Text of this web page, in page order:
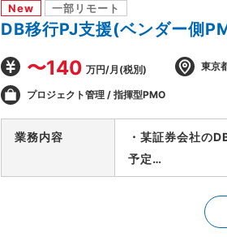
・後続フェーズ
New 一部リモート
DB移行PJ支援(ベンダー側
〜140 万円/月(税別) 東京
プロジェクト管理 / 指揮型PMO
業務内容
・某証券会社の
予定
-SAP ASE→DB2
-開発BP社の進
-製造/単体/結合/